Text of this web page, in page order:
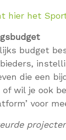
hier het
budget
die een
of wil je ook
voor